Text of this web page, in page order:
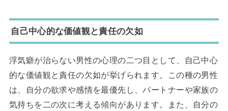
自己中心的な価値観と責任の欠如
浮気癖が治らない男性の心理の二つ目として、自己中心
的な価値観と責任の欠如が挙げられます。この種の男性
は、自分の欲求や感情を最優先し、パートナーや家族の
気持ちを二の次に考える傾向があります。また、自分の